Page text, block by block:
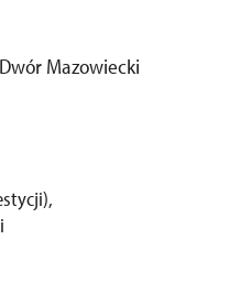
Mazowiecki